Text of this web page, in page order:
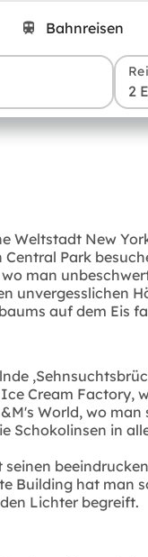
Bahnreisen
2
Weltstadt New
Park
man
unvergesslichen
auf dem Eis
Cream Factory,
World, wo
in
Building hat
Lichter begreift.